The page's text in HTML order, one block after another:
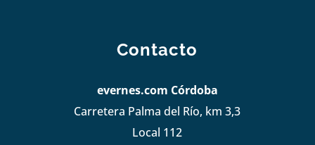
Contacto
evernes.com Córdoba
Carretera Palma del Río, km 3,3
Local 112